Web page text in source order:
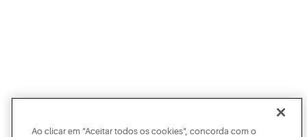
Ao clicar em "Aceitar todos os cookies", concorda com o